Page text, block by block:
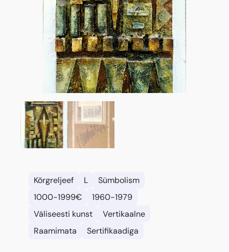
Kõrgreljeef L
Sümbolism
1000-1999€
1960-1979
Väliseesti kunst
Vertikaalne
Raamimata
Sertifikaadiga